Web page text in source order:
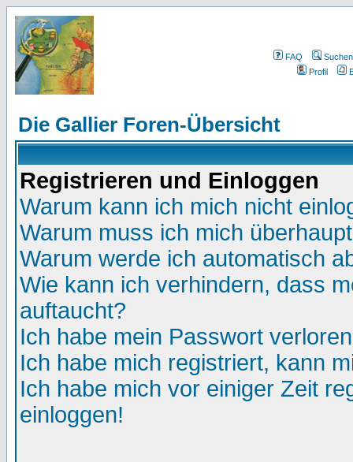
FAQ
Suchen
Profil
Die Gallier Foren-Übersicht
Registrieren und Einloggen
Warum kann ich mich nicht
Warum muss ich mich
Warum werde ich automatisch
Wie kann ich verhindern, dass
auftaucht?
Ich habe mein Passwort
Ich habe mich registriert, kann
Ich habe mich vor einiger Zeit
einloggen!